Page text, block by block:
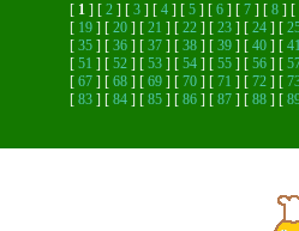
[ 1 ] [ 2 ] [ 3 ] [ 4 ] [ 5 ] [ 6 ] [ 7 ] [ 8 ] [
[ 19 ] [ 20 ] [ 21 ] [ 22 ] [ 23 ] [ 24 ] [
[ 35 ] [ 36 ] [ 37 ] [ 38 ] [ 39 ] [ 40 ] [
[ 51 ] [ 52 ] [ 53 ] [ 54 ] [ 55 ] [ 56 ] [
[ 67 ] [ 68 ] [ 69 ] [ 70 ] [ 71 ] [ 72 ] [
[ 83 ] [ 84 ] [ 85 ] [ 86 ] [ 87 ] [ 88 ] [